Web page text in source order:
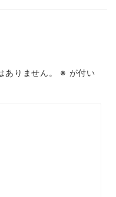
りません。 ※ が付い